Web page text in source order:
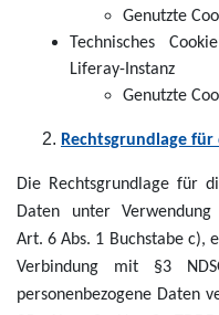
Genutzte
Technisches
Liferay-Instanz
Genutzte
Rechtsgrundlage
Die Rechtsgrundlage für
Daten unter
Art. 6 Abs. 1 Buchstabe c),
Verbindung mit §3
personenbezogene Daten